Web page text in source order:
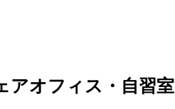
アオフィス・自習室